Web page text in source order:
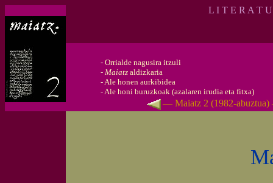
L I T E R A T
- Orrialde nagusira itzuli
- Maiatz aldizkaria
-Ale honen aurkibidea
-Ale honi buruzkoak (azalaren irudia eta fitxa)
— Maiatz 2 (1982-